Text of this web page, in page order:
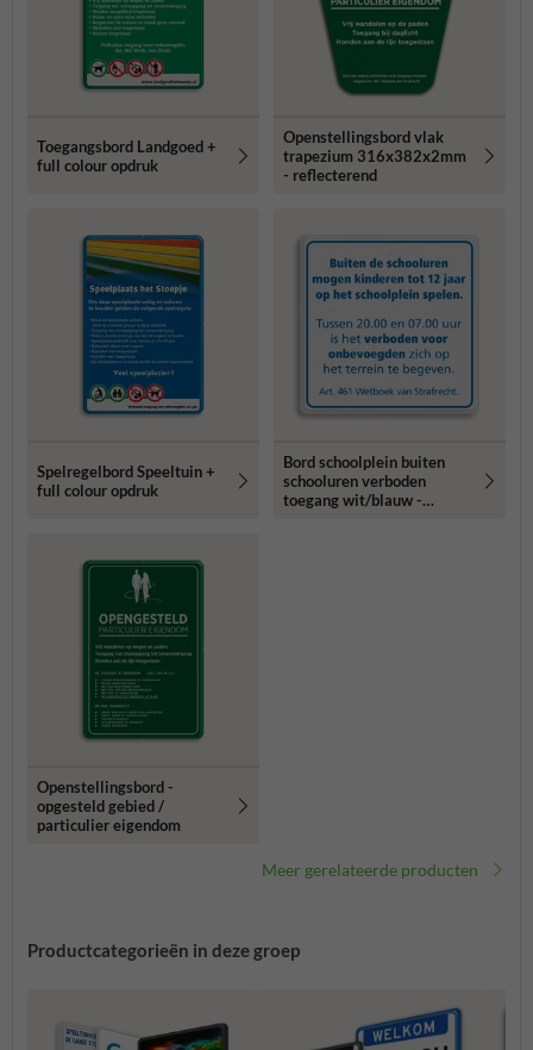
Toegangsbord Landgoed +
full colour opdruk
Openstellingsbord vlak
trapezium 316x382x2mm
- reflecterend
Spelregelbord Speeltuin +
full colour opdruk
Bord schoolplein buiten
schooluren verboden
toegang wit/blauw -
Openstellingsbord -
opgesteld gebied /
particulier eigendom
Meer gerelateerde producten
Productcategorieën in deze groep